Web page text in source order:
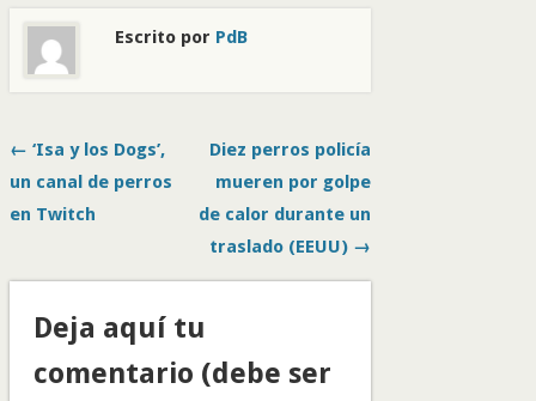
Escrito por PdB
← ‘Isa y los Dogs’,
un canal de perros
en Twitch
Diez perros policía
mueren por golpe
de calor durante un
traslado (EEUU) →
Deja aquí tu
comentario (debe ser